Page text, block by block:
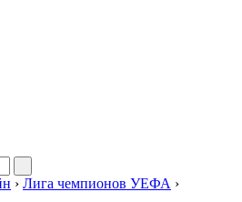
› Лига чемпионов УЕФА ›